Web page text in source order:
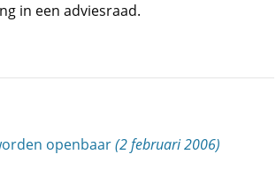
in een adviesraad.
openbaar(2 februari 2006)